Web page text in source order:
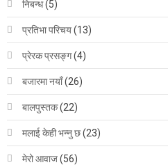
निबन्ध(5)
प्रतिभा परिचय(13)
प्रेरक प्रसङ्ग(4)
बजारमा नयाँ(26)
बालपुस्तक(22)
मलाई केही भन्नु छ(23)
मेरो आवाज(56)